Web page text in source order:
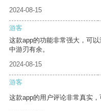
2024-08-15
游客
这款app的功能非常强大，可
中游刃有余。
2024-08-15
游客
这款app的用户评论非常真实，